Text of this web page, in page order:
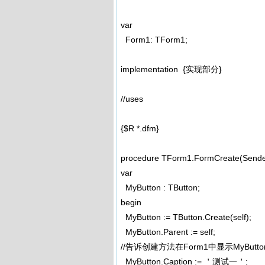
var
Form1: TForm1;
implementation {实现部分}
//uses
{$R *.dfm}
procedure
var
MyButton : TButton;
begin
MyButton := TButton.Create(self);
MyButton.Parent := self;
//告诉创建方法在Form1中显示
MyButton.Caption := ＇测试一＇;